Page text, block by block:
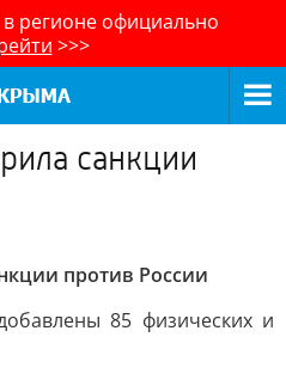
регионе официально
>>>
санкции
против России
85 физических и